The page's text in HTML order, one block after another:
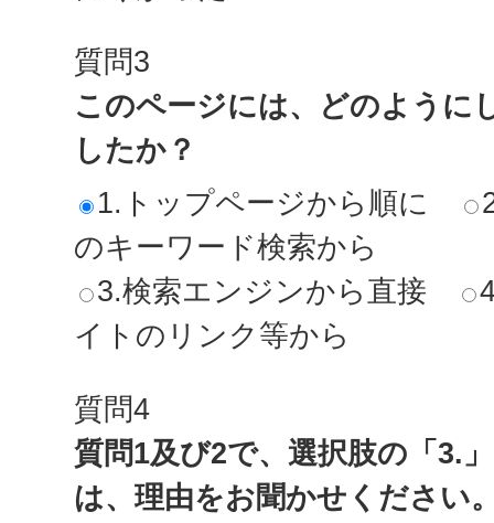
質問3
このページには、どのように
したか？
1.トップページから順に
のキーワード検索から
3.検索エンジンから直接
イトのリンク等から
質問4
質問1及び2で、選択肢の「3.
は、理由をお聞かせください